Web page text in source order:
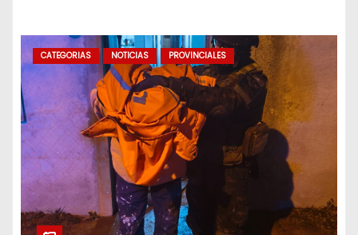
CATEGORIAS NOTICIAS PROVINCIALES